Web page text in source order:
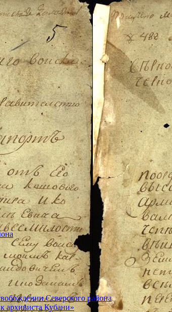
Северского района
архивиста Кубани»